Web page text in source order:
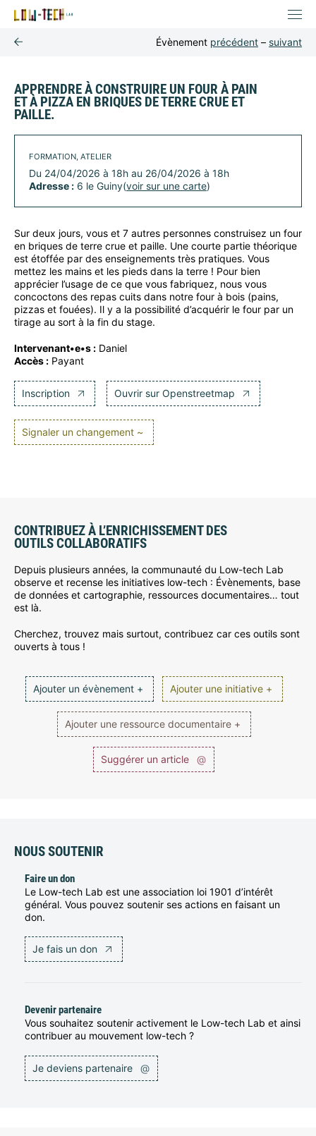
Évènement précédent – suivant
APPRENDRE À CONSTRUIRE UN FOUR À PAIN
ET À PIZZA EN BRIQUES DE TERRE CRUE ET
PAILLE.
FORMATION, ATELIER
Du 24/04/2026 à 18h au 26/04/2026 à 18h
Adresse : 6 le Guiny(voir sur une carte)
Sur deux jours, vous et 7 autres personnes construisez un four
en briques de terre crue et paille. Une courte partie théorique
est étoffée par des enseignements très pratiques. Vous
mettez les mains et les pieds dans la terre ! Pour bien
apprécier l’usage de ce que vous fabriquez, nous vous
concoctons des repas cuits dans notre four à bois (pains,
pizzas et fouées). Il y a la possibilité d’acquérir le four par un
tirage au sort à la fin du stage.
Intervenant•e•s : Daniel
Accès : Payant
Inscription Ouvrir sur Openstreetmap
Signaler un changement ~
CONTRIBUEZ À L’ENRICHISSEMENT DES
OUTILS COLLABORATIFS
Depuis plusieurs années, la communauté du Low-tech Lab
observe et recense les initiatives low-tech : Évènements, base
de données et cartographie, ressources documentaires… tout
est là.
Cherchez, trouvez mais surtout, contribuez car ces outils sont
ouverts à tous !
Ajouter un évènement + Ajouter une initiative +
Ajouter une ressource documentaire +
Suggérer un article @
NOUS SOUTENIR
Faire un don
Le Low-tech Lab est une association loi 1901 d’intérêt
général. Vous pouvez soutenir ses actions en faisant un
don.
Je fais un don
Devenir partenaire
Vous souhaitez soutenir activement le Low-tech Lab et ainsi
contribuer au mouvement low-tech ?
Je deviens partenaire @